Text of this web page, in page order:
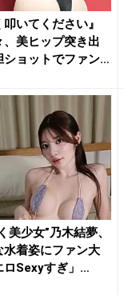
叩いてください』
、美ヒップ突き出
ショットでファン
美少女”乃木結夢、
水着姿にファン大
Sexyすぎ」